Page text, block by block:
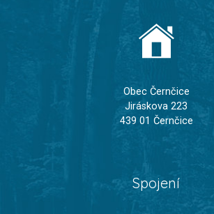
Obec Černčice
Jiráskova 223
439 01 Černčice
Spojení